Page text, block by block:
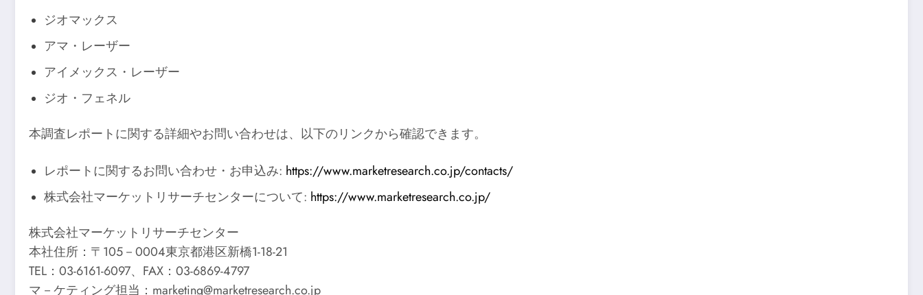
ジオマックス
アマ・レーザー
アイメックス・レーザー
ジオ・フェネル
本調査レポートに関する詳細やお問い合わせは、以下のリンクから確認できます。
レポートに関するお問い合わせ・お申込み: https://www.marketresearch.co.jp/contacts/
株式会社マーケットリサーチセンターについて: https://www.marketresearch.co.jp/
株式会社マーケットリサーチセンター
本社住所：〒105－0004東京都港区新橋1-18-21
TEL：03-6161-6097、FAX：03-6869-4797
マ－ケティング担当：marketing@marketresearch.co.jp